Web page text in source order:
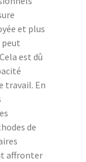
et plus
est dû
travail. En
de
affronter